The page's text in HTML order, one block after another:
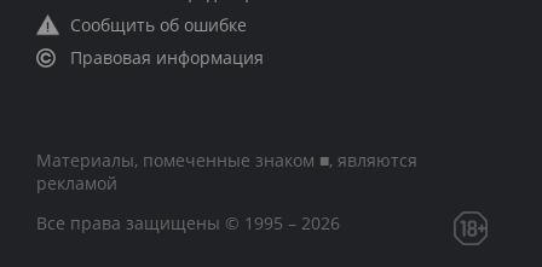
Сообщить об ошибке
Правовая информация
Материалы, помеченные знаком ■, являются
рекламой
Все права защищены © 1995 – 2026